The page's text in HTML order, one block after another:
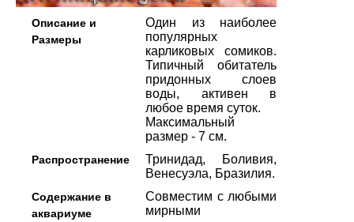
Описание и
Размеры
Один из наиболее
популярных
карликовых сомиков.
Типичный обитатель
придонных слоев
воды, активен в
любое время суток.
Максимальный
размер - 7 см.
Распространение
Тринидад, Боливия,
Венесуэла, Бразилия.
Содержание в
аквариуме
Совместим с любыми
мирными